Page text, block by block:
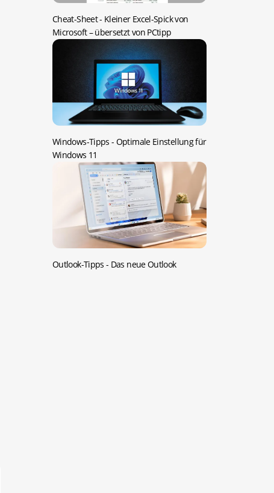
Cheat-Sheet - Kleiner Excel-Spick von
Microsoft – übersetzt von PCtipp
Windows-Tipps - Optimale Einstellung für
Windows 11
Outlook-Tipps - Das neue Outlook